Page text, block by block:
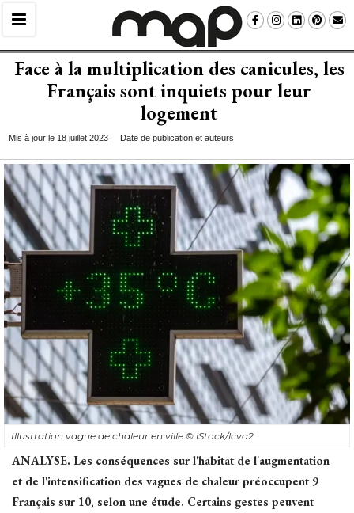
Face à la multiplication des canicules, les
Français sont inquiets pour leur
logement
Mis à jour le 18 juillet 2023 Date de publication et auteurs
Illustration vague de chaleur en ville © iStock/lcva2
ANALYSE. Les conséquences sur l'habitat de l'augmentation
et de l'intensification des vagues de chaleur préoccupent 9
Français sur 10, selon une étude. Certains gestes peuvent